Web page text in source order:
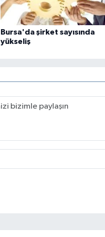
Bursa'da şirket sayısında
yükseliş